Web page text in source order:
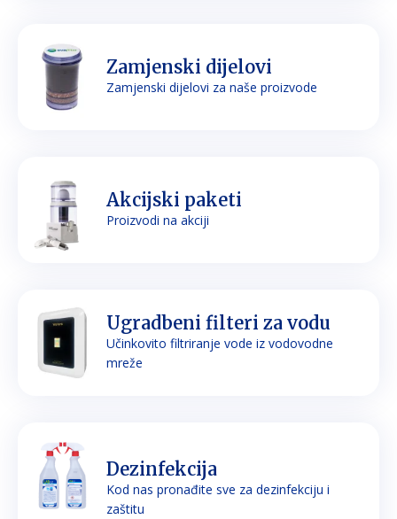
Zamjenski dijelovi
Zamjenski dijelovi za naše proizvode
Akcijski paketi
Proizvodi na akciji
Ugradbeni filteri za vodu
Učinkovito filtriranje vode iz vodovodne
mreže
Dezinfekcija
Kod nas pronađite sve za dezinfekciju i
zaštitu